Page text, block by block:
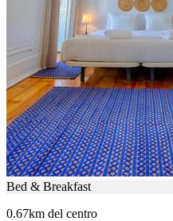
Bed & Breakfast
0.67km del centro